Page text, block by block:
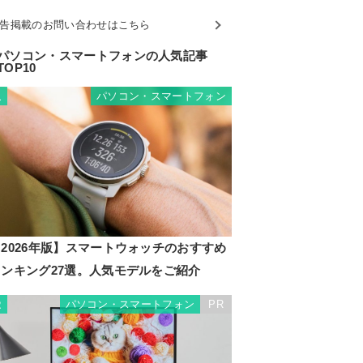
掲載のお問い合わせはこちら
ソコン・スマートフォンの人気記事
パソコン・スマートフォン
年版】スマートウォッチのおすすめ
キング27選。人気モデルをご紹介
パソコン・スマートフォン PR